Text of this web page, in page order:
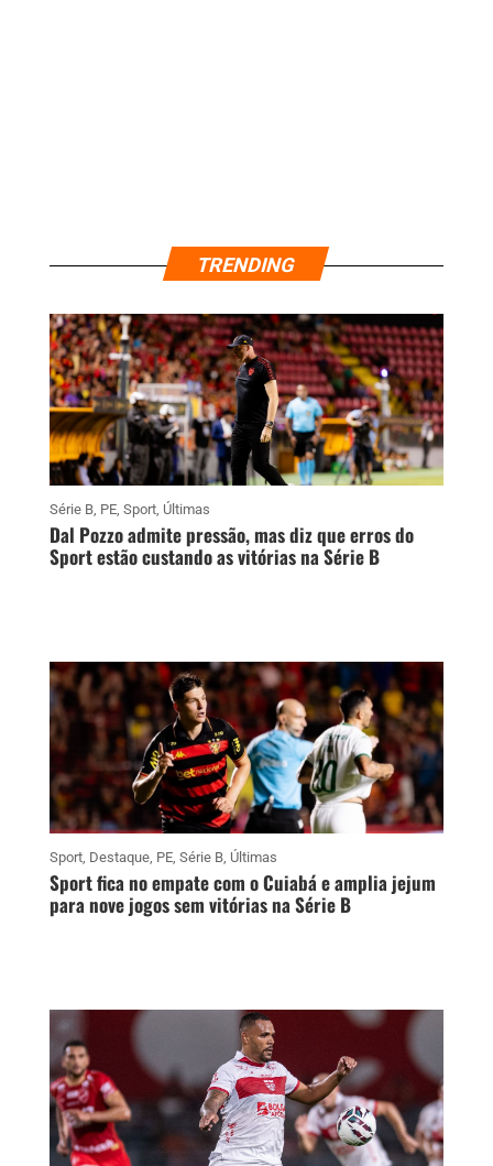
TRENDING
Série B, PE, Sport, Últimas
Dal Pozzo admite pressão, mas diz que erros do
Sport estão custando as vitórias na Série B
Sport, Destaque, PE, Série B, Últimas
Sport fica no empate com o Cuiabá e amplia jejum
para nove jogos sem vitórias na Série B